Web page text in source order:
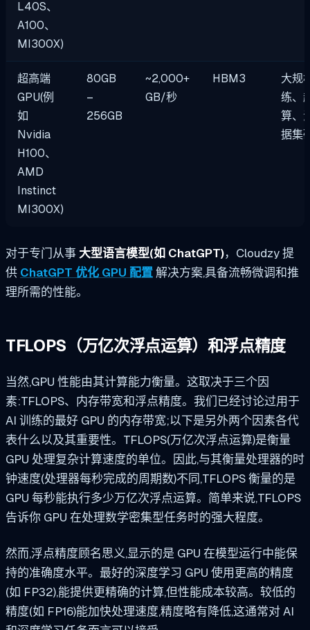
L40S、
A100、
MI300X)
超高端
GPU(例
如
Nvidia
H100、
AMD
Instinct
MI300X)
80GB
–
256GB
~2,000+
GB/秒
HBM3
大规
练、
算、
据集
对于专门从事 大型语言模型(如 ChatGPT)，Cloudzy 提
供 ChatGPT 优化 GPU 配置解决方案,具备流畅微调和推
理所需的性能。
TFLOPS（万亿次浮点运算）和浮点精度
当然,GPU 性能由其计算能力衡量。这取决于三个因
素:TFLOPS、内存带宽和浮点精度。我们已经讨论过用于
AI 训练的最好 GPU 的内存带宽;以下是另外两个因素各代
表什么以及其重要性。TFLOPS(万亿次浮点运算)是衡量
GPU 处理复杂计算速度的单位。因此,与其衡量处理器的时
钟速度(处理器每秒完成的周期数)不同,TFLOPS 衡量的是
GPU 每秒能执行多少万亿次浮点运算。简单来说,TFLOPS
告诉你 GPU 在处理数学密集型任务时的强大程度。
然而,浮点精度顾名思义,显示的是 GPU 在模型运行中能保
持的准确度水平。最好的深度学习 GPU 使用更高的精度
(如 FP32),能提供更精确的计算,但性能成本较高。较低的
精度(如 FP16)能加快处理速度,精度略有降低,这通常对 AI